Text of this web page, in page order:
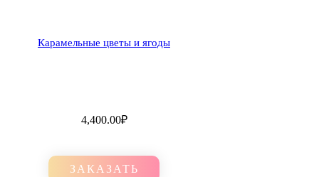
Карамельные цветы и ягоды
4,400.00₽
ЗАКАЗАТЬ